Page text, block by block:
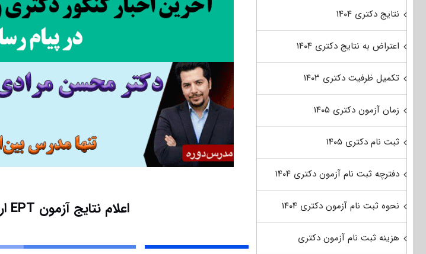
اعلام نتایج آزمون EPT اردیبهشت ۱۴۰۵
نتایج دکتری ۱۴۰۴
اعتراض به نتایج دکتری ۱۴۰۴
تکمیل ظرفیت دکتری ۱۴۰۳
زمان آزمون دکتری ۱۴۰۵
ثبت نام دکتری ۱۴۰۵
دفترچه ثبت نام آزمون دکتری ۱۴۰۴
نحوه ثبت نام آزمون دکتری ۱۴۰۴
هزینه ثبت نام آزمون دکتری